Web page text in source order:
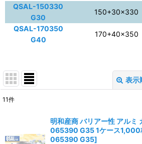
QSAL-150330
G30
150+30×330
QSAL-170350
G40
170+40×350
表示
並び順:
11件
明和産商 バリアー性 アルミ
065390 G35 1ケース1,000
065390 G35]